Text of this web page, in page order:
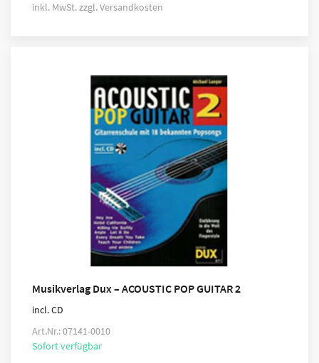
inkl. MwSt.zzgl.Versandkosten
Musikverlag Dux – ACOUSTIC POP GUITAR 2
incl. CD
Art.Nr.: 07141-0010
Sofort verfügbar